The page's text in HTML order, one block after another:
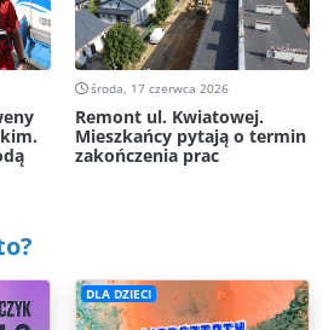
środa, 17 czerwca 2026
Remont ul. Kwiatowej.
Mieszkańcy pytają o termin
zakończenia prac
DLA DZIECI